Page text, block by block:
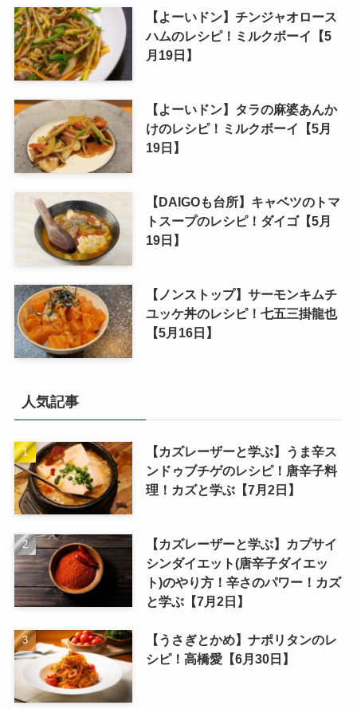
【よーいドン】チンジャオロース
ハムのレシピ！ミルクボーイ【5
月19日】
【よーいドン】タラの麻婆あんか
けのレシピ！ミルクボーイ【5月
19日】
【DAIGOも台所】キャベツのトマ
トスープのレシピ！ダイゴ【5月
19日】
【ノンストップ】サーモンキムチ
ユッケ丼のレシピ！七五三掛龍也
【5月16日】
人気記事
【カズレーザーと学ぶ】うま辛ス
ンドゥブチゲのレシピ！唐辛子料
理！カズと学ぶ【7月2日】
【カズレーザーと学ぶ】カプサイ
シンダイエット(唐辛子ダイエッ
ト)のやり方！辛さのパワー！カズ
と学ぶ【7月2日】
【うさぎとかめ】ナポリタンのレ
シピ！高橋愛【6月30日】